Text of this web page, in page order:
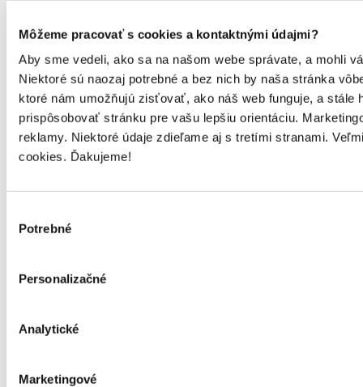
Môžeme pracovať s cookies a kontaktnými údajmi?
Aby sme vedeli, ako sa na našom webe správate, a mohli
Niektoré sú naozaj potrebné a bez nich by naša stránka
ktoré nám umožňujú zisťovať, ako náš web funguje, a
prispôsobovať stránku pre vašu lepšiu orientáciu.
reklamy. Niektoré údaje zdieľame aj s tretími stranami.
cookies. Ďakujeme!
súhlasu
Potrebné
Personalizačné
Analytické
Marketingové
Nastaviť cookies
Obchodné podmienky
© 2000-2026 Martinus. Internetové kníhkupectvo. Všetky práva
vyhradené.